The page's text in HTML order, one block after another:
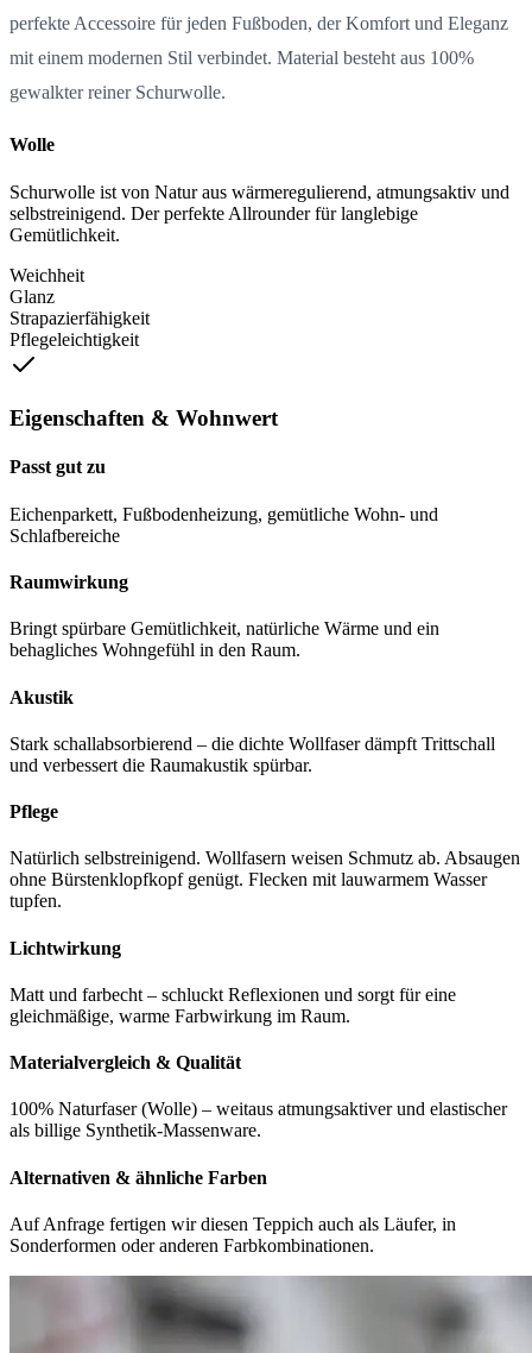
perfekte Accessoire für jeden Fußboden, der Komfort und Eleganz
mit einem modernen Stil verbindet. Material besteht aus 100%
gewalkter reiner Schurwolle.
Wolle
Schurwolle ist von Natur aus wärmeregulierend, atmungsaktiv und
selbstreinigend. Der perfekte Allrounder für langlebige
Gemütlichkeit.
Weichheit
Glanz
Strapazierfähigkeit
Pflegeleichtigkeit
Eigenschaften & Wohnwert
Passt gut zu
Eichenparkett, Fußbodenheizung, gemütliche Wohn- und
Schlafbereiche
Raumwirkung
Bringt spürbare Gemütlichkeit, natürliche Wärme und ein
behagliches Wohngefühl in den Raum.
Akustik
Stark schallabsorbierend – die dichte Wollfaser dämpft Trittschall
und verbessert die Raumakustik spürbar.
Pflege
Natürlich selbstreinigend. Wollfasern weisen Schmutz ab. Absaugen
ohne Bürstenklopfkopf genügt. Flecken mit lauwarmem Wasser
tupfen.
Lichtwirkung
Matt und farbecht – schluckt Reflexionen und sorgt für eine
gleichmäßige, warme Farbwirkung im Raum.
Materialvergleich & Qualität
100% Naturfaser (Wolle) – weitaus atmungsaktiver und elastischer
als billige Synthetik-Massenware.
Alternativen & ähnliche Farben
Auf Anfrage fertigen wir diesen Teppich auch als Läufer, in
Sonderformen oder anderen Farbkombinationen.